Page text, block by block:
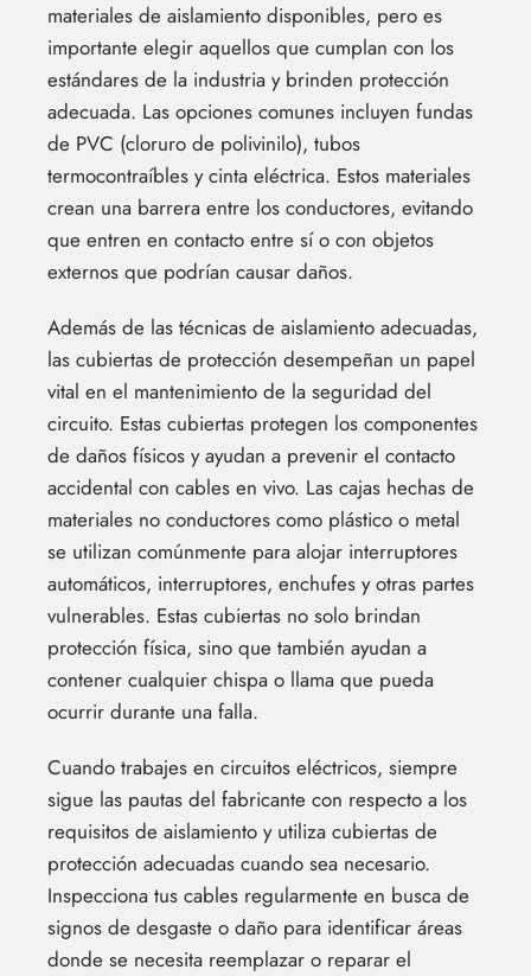
materiales de aislamiento disponibles, pero es
importante elegir aquellos que cumplan con los
estándares de la industria y brinden protección
adecuada. Las opciones comunes incluyen fundas
de PVC (cloruro de polivinilo), tubos
termocontraíbles y cinta eléctrica. Estos materiales
crean una barrera entre los conductores, evitando
que entren en contacto entre sí o con objetos
externos que podrían causar daños.
Además de las técnicas de aislamiento adecuadas,
las cubiertas de protección desempeñan un papel
vital en el mantenimiento de la seguridad del
circuito. Estas cubiertas protegen los componentes
de daños físicos y ayudan a prevenir el contacto
accidental con cables en vivo. Las cajas hechas de
materiales no conductores como plástico o metal
se utilizan comúnmente para alojar interruptores
automáticos, interruptores, enchufes y otras partes
vulnerables. Estas cubiertas no solo brindan
protección física, sino que también ayudan a
contener cualquier chispa o llama que pueda
ocurrir durante una falla.
Cuando trabajes en circuitos eléctricos, siempre
sigue las pautas del fabricante con respecto a los
requisitos de aislamiento y utiliza cubiertas de
protección adecuadas cuando sea necesario.
Inspecciona tus cables regularmente en busca de
signos de desgaste o daño para identificar áreas
donde se necesita reemplazar o reparar el